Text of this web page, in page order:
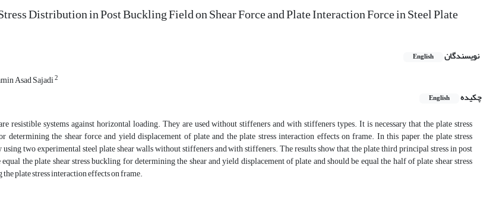
Distribution in Post Buckling Field on Shear Force and Plate Interaction Force in Steel Plate
نویسندگان English
Asad Sajadi2
چکیده English
resistible systems against horizontal loading. They are used without stiffeners and with stiffeners types. It is necessary that the plate stress
determining the shear force and yield displacement of plate and the plate stress interaction effects on frame. In this paper, the plate stress
two experimental steel plate shear walls without stiffeners and with stiffeners. The results show that, the plate third principal stress in post
the plate shear stress buckling for determining the shear and yield displacement of plate and should be equal the half of plate shear stress
plate stress interaction effects on frame.